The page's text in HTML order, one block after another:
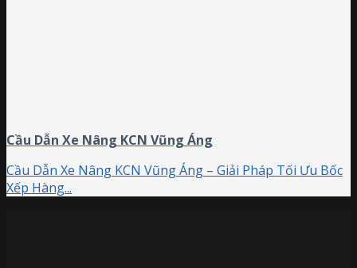
Cầu Dẫn Xe Nâng KCN Vũng Áng
Cầu Dẫn Xe Nâng KCN Vũng Áng – Giải Pháp Tối Ưu Bốc
Xếp Hàng...